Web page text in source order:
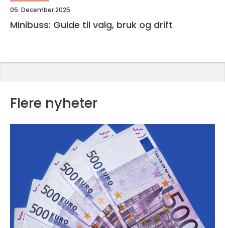
05. December 2025
Minibuss: Guide til valg, bruk og drift
Flere nyheter